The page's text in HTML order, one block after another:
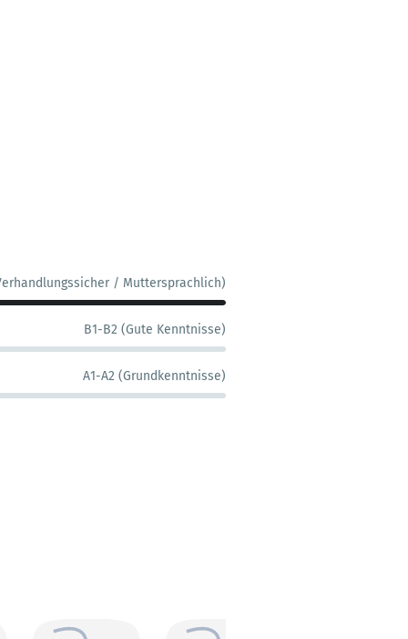
/ Muttersprachlich)
B1-B2 (Gute Kenntnisse)
A1-A2 (Grundkenntnisse)